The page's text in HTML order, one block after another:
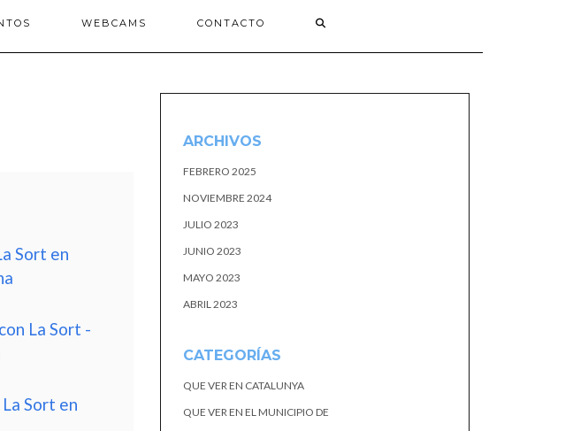
WEBCAMS CONTACTO
Sort en
La Sort -
Sort en
ARCHIVOS
FEBRERO 2025
NOVIEMBRE 2024
JULIO 2023
JUNIO 2023
MAYO 2023
ABRIL 2023
CATEGORÍAS
QUE VER EN CATALUNYA
QUE VER EN EL MUNICIPIO DE